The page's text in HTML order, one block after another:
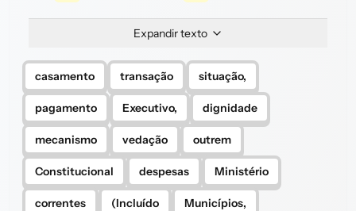
Expandir texto
casamento transação situação,
pagamento Executivo, dignidade
mecanismo vedação outrem
Constitucional despesas Ministério
correntes (Incluído Municípios,